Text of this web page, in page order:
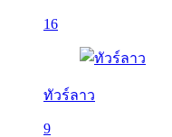
16
ทัวร์ลาว
9